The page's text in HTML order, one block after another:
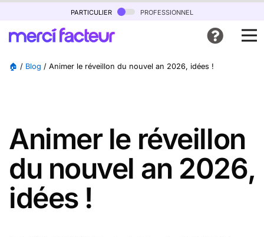
particulier professionnel
🏠 / Blog / Animer le réveillon du nouvel an 2026, idées !
Animer le réveillon
du nouvel an 2026,
idées !